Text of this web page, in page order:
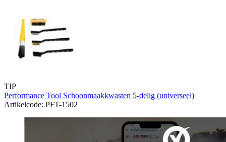
TIP
Performance Tool Schoonmaakkwasten 5-delig (universeel)
Artikelcode: PFT-1502